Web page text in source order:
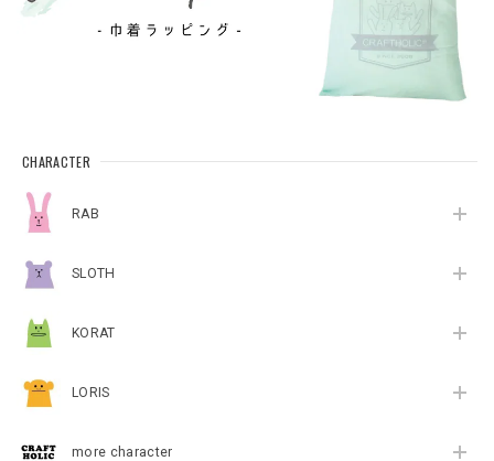
CHARACTER
RAB
SLOTH
KORAT
LORIS
more character